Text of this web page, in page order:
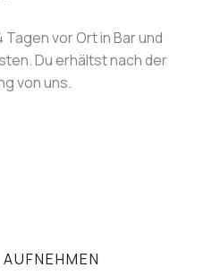
vor Ort in Bar und
Du erhältst nach der
von uns.